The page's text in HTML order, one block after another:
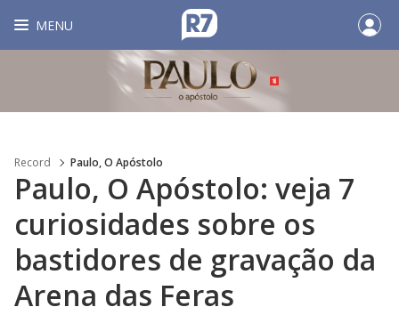
MENU
Record Paulo, O Apóstolo
Paulo, O Apóstolo: veja 7
curiosidades sobre os
bastidores de gravação da
Arena das Feras